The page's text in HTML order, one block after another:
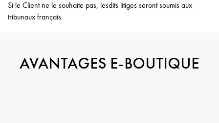
Si le Client ne le souhaite pas, lesdits litiges seront soumis aux
tribunaux français.
AVANTAGES E-BOUTIQUE